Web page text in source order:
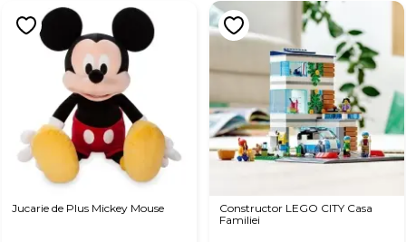
Jucarie de Plus Mickey Mouse
Constructor LEGO CITY Casa
Familiei